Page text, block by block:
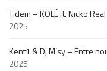
Tidem – KOLÉ ft. Nicko
2025
Kent1 & Dj M’sy – Entre
2025